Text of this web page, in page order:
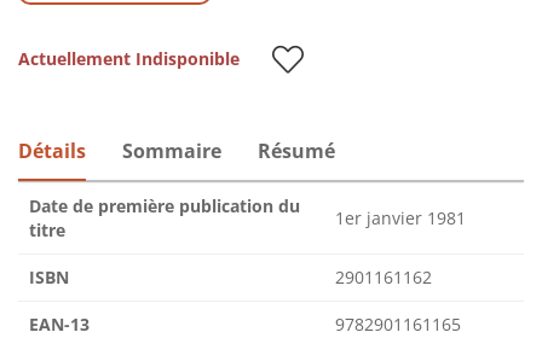
Actuellement Indisponible
Détails Sommaire Résumé
Date de première publication du
titre
1er janvier 1981
ISBN 2901161162
EAN-13 9782901161165